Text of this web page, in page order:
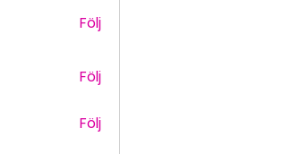
Följ
Följ
Följ